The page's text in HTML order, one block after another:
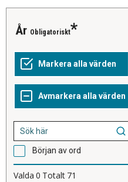
År Obligatoriskt
Början av ord
Valda 0 Totalt 71